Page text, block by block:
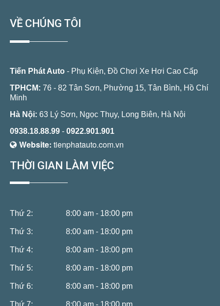
VỀ CHÚNG TÔI
Tiến Phát Auto - Phụ Kiện, Đồ Chơi Xe Hơi Cao Cấp
TPHCM: 76 - 82 Tân Sơn, Phường 15, Tân Bình, Hồ Chí
Minh
Hà Nội: 63 Lý Sơn, Ngọc Thụy, Long Biên, Hà Nội
0938.18.88.99 - 0922.901.901
Website: tienphatauto.com.vn
THỜI GIAN LÀM VIỆC
Thứ 2: 8:00 am - 18:00 pm
Thứ 3: 8:00 am - 18:00 pm
Thứ 4: 8:00 am - 18:00 pm
Thứ 5: 8:00 am - 18:00 pm
Thứ 6: 8:00 am - 18:00 pm